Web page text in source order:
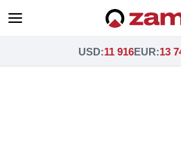
USD:11 916EUR:13